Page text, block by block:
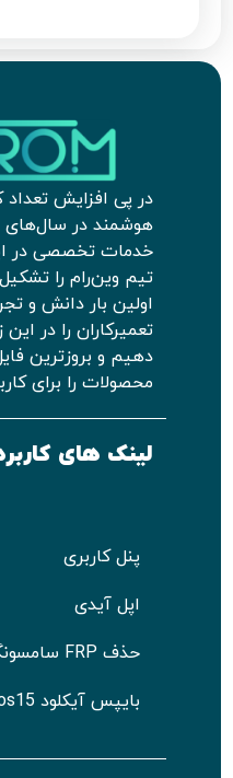
در پی افزایش تعداد
هوشمند در سال‌های
خدمات تخصصی در
تیم وین‌رام را
اولین بار دانش و
تعمیرکاران را در
دهیم و بروزترین
محصولات را برای
لینک های
پنل کاربری
اپل آیدی
حذف FRP سامسونگ
بایپس آیکلود ios15